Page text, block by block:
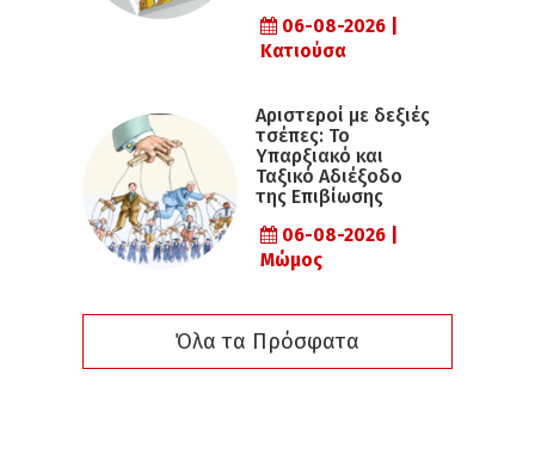
06-08-2026 |
Κατιούσα
Αριστεροί με δεξιές
τσέπες: Το
Υπαρξιακό και
Ταξικό Αδιέξοδο
της Επιβίωσης
06-08-2026 |
Μώμος
Όλα τα Πρόσφατα